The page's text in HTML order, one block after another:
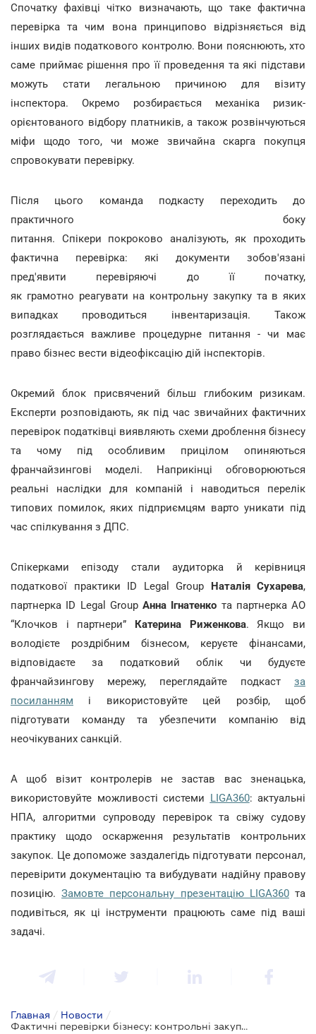
Спочатку фахівці чітко визначають, що таке фактична
перевірка та чим вона принципово відрізняється від
інших видів податкового контролю. Вони пояснюють, хто
саме приймає рішення про її проведення та які підстави
можуть стати легальною причиною для візиту
інспектора. Окремо розбирається механіка ризик-
орієнтованого відбору платників, а також розвінчуються
міфи щодо того, чи може звичайна скарга покупця
спровокувати перевірку.
Після цього команда подкасту переходить до
практичного боку
питання. Спікери покроково аналізують, як проходить
фактична перевірка: які документи зобов'язані
пред'явити перевіряючі до її початку,
як грамотно реагувати на контрольну закупку та в яких
випадках проводиться інвентаризація. Також
розглядається важливе процедурне питання - чи має
право бізнес вести відеофіксацію дій інспекторів.
Окремий блок присвячений більш глибоким ризикам.
Експерти розповідають, як під час звичайних фактичних
перевірок податківці виявляють схеми дроблення бізнесу
та чому під особливим прицілом опиняються
франчайзингові моделі. Наприкінці обговорюються
реальні наслідки для компаній і наводиться перелік
типових помилок, яких підприємцям варто уникати під
час спілкування з ДПС.
Спікерками епізоду стали аудиторка й керівниця
податкової практики ID Legal Group Наталія Сухарева,
партнерка ID Legal Group Анна Ігнатенко та партнерка АО
“Клочков і партнери” Катерина Риженкова. Якщо ви
володієте роздрібним бізнесом, керуєте фінансами,
відповідаєте за податковий облік чи будуєте
франчайзингову мережу, переглядайте подкаст за
посиланням і використовуйте цей розбір, щоб
підготувати команду та убезпечити компанію від
неочікуваних санкцій.
А щоб візит контролерів не застав вас зненацька,
використовуйте можливості системи LIGA360: актуальні
НПА, алгоритми супроводу перевірок та свіжу судову
практику щодо оскарження результатів контрольних
закупок. Це допоможе заздалегідь підготувати персонал,
перевірити документацію та вибудувати надійну правову
позицію.Замовте персональну презентацію LIGA360та
подивіться, як ці інструменти працюють саме під ваші
задачі.
Главная / Новости /
Фактичні перевірки бізнесу: контрольні закупки, ризики та штрафи від ДПС – у новому випуску TAX Podcast